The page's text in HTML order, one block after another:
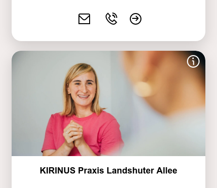
KIRINUS Praxis Landshuter Allee